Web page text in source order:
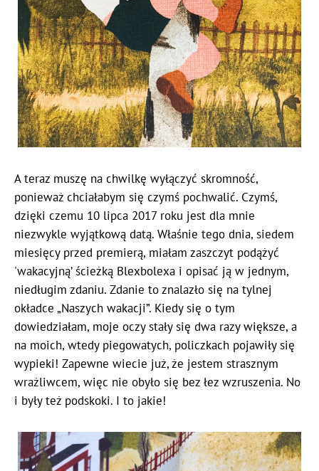
A teraz muszę na chwilkę wyłączyć skromność,
ponieważ chciałabym się czymś pochwalić. Czymś,
dzięki czemu 10 lipca 2017 roku jest dla mnie
niezwykle wyjątkową datą. Właśnie tego dnia, siedem
miesięcy przed premierą, miałam zaszczyt podążyć
'wakacyjną’ ścieżką Blexbolexa i opisać ją w jednym,
niedługim zdaniu. Zdanie to znalazło się na tylnej
okładce „Naszych wakacji”. Kiedy się o tym
dowiedziałam, moje oczy stały się dwa razy większe, a
na moich, wtedy piegowatych, policzkach pojawiły się
wypieki! Zapewne wiecie już, że jestem strasznym
wrażliwcem, więc nie obyło się bez łez wzruszenia. No
i były też podskoki. I to jakie!